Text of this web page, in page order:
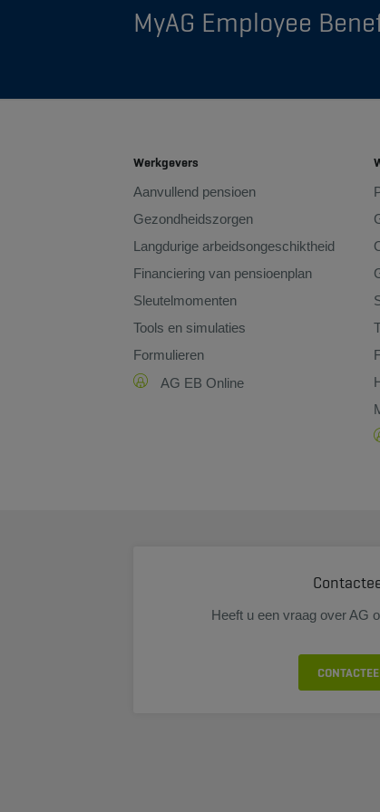
MyAG Employee
Werkgevers
Aanvullend pensioen
Gezondheidszorgen
Langdurige arbeidsongeschiktheid
Financiering van pensioenplan
Sleutelmomenten
Tools en simulaties
Formulieren
AG EB Online
Heeft u een vraag over AG